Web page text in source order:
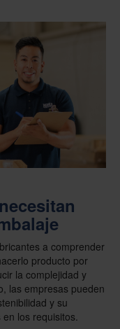
a comprender
producto por
la complejidad y
las empresas pueden
y su
los requisitos.